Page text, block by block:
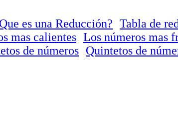
es una Reducción? Tabla de
mas calientes Los números mas
de números Quintetos de